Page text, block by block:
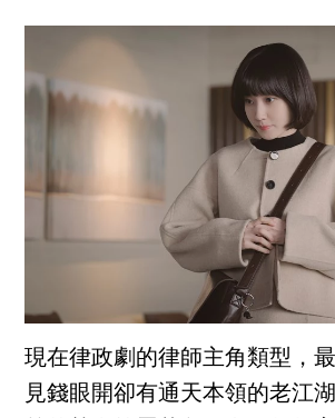
現在律政劇的律師主角類型，
見錢眼開卻有通天本領的老江